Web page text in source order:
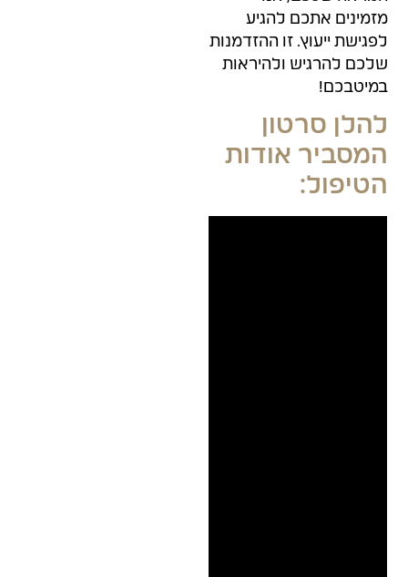
מזמינים אתכם להגיע
לפגישת ייעוץ. זו ההזדמנות
שלכם להרגיש ולהיראות
במיטבכם!
להלן סרטון
המסביר אודות
הטיפול: